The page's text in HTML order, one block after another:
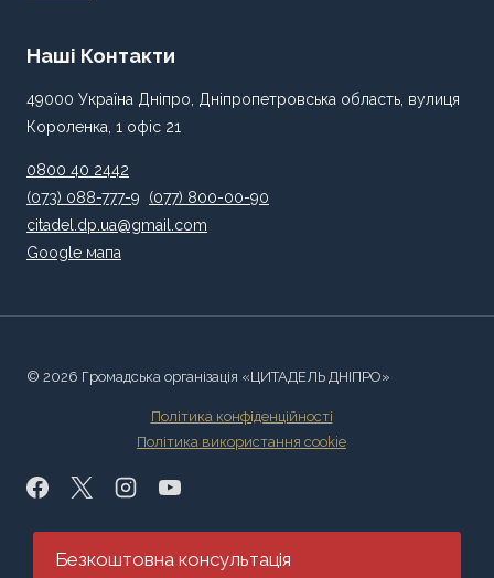
Наші Контакти
49000 Україна Дніпро, Дніпропетровська область, вулиця
Короленка, 1 офіс 21
0800 40 2442
(073) 088-777-9
(077) 800-00-90
citadel.dp.ua@gmail.com
Google мапа
© 2026 Громадська організація «ЦИТАДЕЛЬ ДНІПРО»
Політика конфіденційності
Політика використання cookie
Безкоштовна консультація